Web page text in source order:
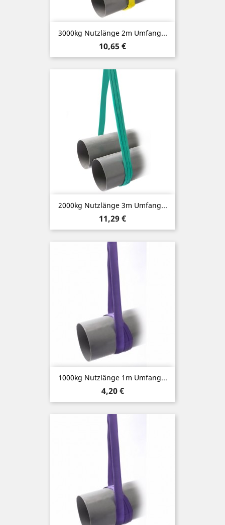
3000kg Nutzlänge 2m Umfang...
Preis
10,65 €
2000kg Nutzlänge 3m Umfang...
Preis
11,29 €
1000kg Nutzlänge 1m Umfang...
Preis
4,20 €